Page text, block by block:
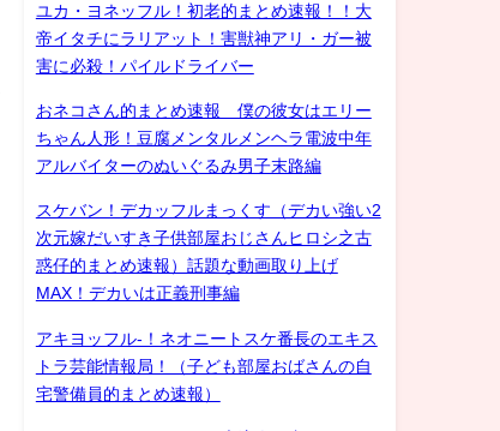
ユカ・ヨネッフル！初老的まとめ速報！！大
帝イタチにラリアット！害獣神アリ・ガー被
害に必殺！パイルドライバー
おネコさん的まとめ速報 僕の彼女はエリー
ちゃん人形！豆腐メンタルメンヘラ電波中年
アルバイターのぬいぐるみ男子末路編
スケバン！デカッフルまっくす（デカい強い2
次元嫁だいすき子供部屋おじさんヒロシ之古
惑仔的まとめ速報）話題な動画取り上げ
MAX！デカいは正義刑事編
アキヨッフル-！ネオニートスケ番長のエキス
トラ芸能情報局！（子ども部屋おばさんの自
宅警備員的まとめ速報）